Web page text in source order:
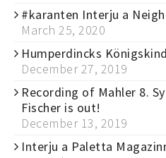
#karanten Interju a
March 25, 2020
Humperdincks
December 27, 2019
Recording of Mahler 8.
Fischer is out!
December 13, 2019
Interju a Paletta